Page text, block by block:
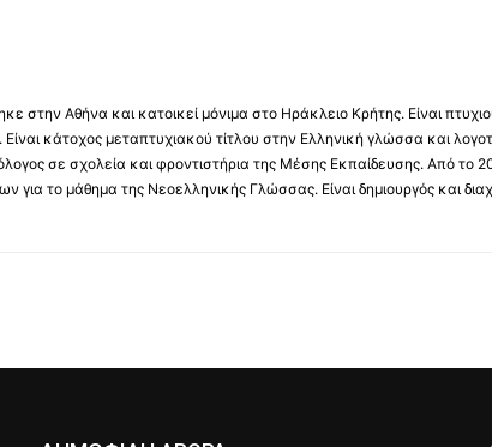
Αθήνα και κατοικεί μόνιμα στο Ηράκλειο Κρήτης. Είναι
κάτοχος μεταπτυχιακού τίτλου στην Ελληνική γλώσσα και
σε σχολεία και φροντιστήρια της Μέσης Εκπαίδευσης. Από το
για το μάθημα της Νεοελληνικής Γλώσσας. Είναι δημιουργός και